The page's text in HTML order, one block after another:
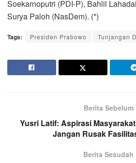
Soekarnoputri (PDI-P), Bahlil
Surya Paloh (NasDem). (*)
Tags: Presiden Prabowo Tunjangan
Berita Sebelum
Yusri Latif: Aspirasi
Jangan Rusak
Berita Sesudah